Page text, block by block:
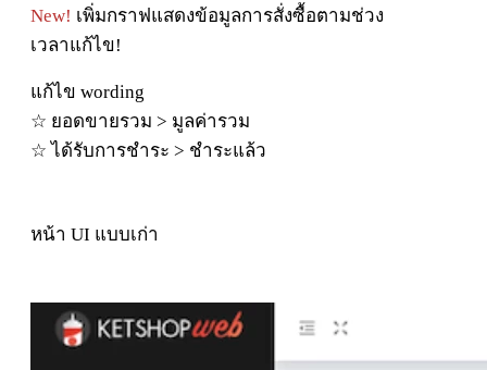
New! เพิ่มกราฟแสดงข้อมูลการสั่งซื้อตามช่วง
เวลาแก้ไข !
แก้ไข wording
☆ ยอดขายรวม > มูลค่ารวม
☆ ได้รับการชําระ > ชําระแล้ว
หน้า UI แบบเก่า